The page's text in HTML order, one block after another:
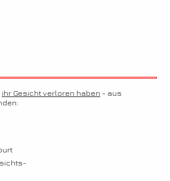
ihr Gesicht verloren haben - aus